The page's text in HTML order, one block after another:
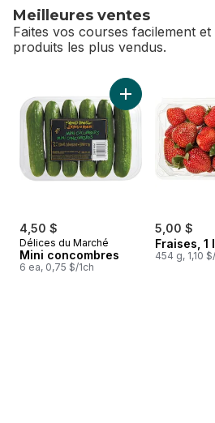
Meilleures ventes
Faites vos courses facilement
produits les plus vendus.
sauter Meilleures ventes
4,50 $
Délices du Marché
Mini concombres
6 ea, 0,75 $/1ch
Ajouter Mini
5,00 $
Fraises, 1
454 g, 1,10